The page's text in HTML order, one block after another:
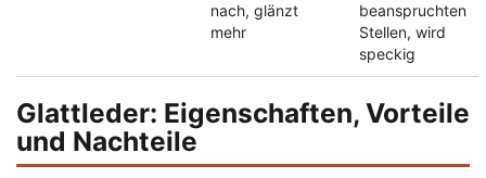
nach, glänzt
mehr
beanspruchten
Stellen, wird
speckig
Glattleder: Eigenschaften, Vorteile
und Nachteile